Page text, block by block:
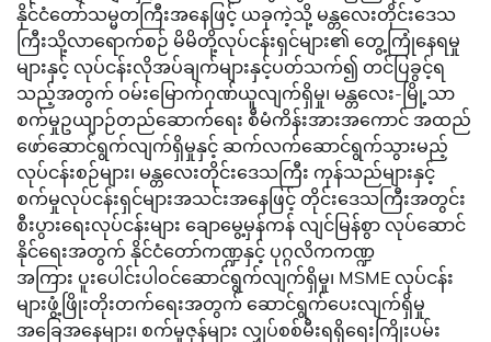
နိုင်ငံတော်သမ္မတကြီးအနေဖြင့် ယခုကဲ့သို့ မန္တလေးတိုင်းဒေသ
ကြီးသို့လာရောက်စဉ် မိမိတို့လုပ်ငန်းရှင်များ၏ တွေ့ကြုံနေရမှု
များနှင့် လုပ်ငန်းလိုအပ်ချက်များနှင့်ပတ်သက်၍ တင်ပြခွင့်ရ
သည့်အတွက် ဝမ်းမြောက်ဂုဏ်ယူလျက်ရှိမှု၊ မန္တလေး-မြို့သာ
စက်မှုဥယျာဉ်တည်ဆောက်ရေး စီမံကိန်းအားအကောင် အထည်
ဖော်ဆောင်ရွက်လျက်ရှိမှုနှင့် ဆက်လက်ဆောင်ရွက်သွားမည့်
လုပ်ငန်းစဉ်များ၊ မန္တလေးတိုင်းဒေသကြီး ကုန်သည်များနှင့်
စက်မှုလုပ်ငန်းရှင်များအသင်းအနေဖြင့် တိုင်းဒေသကြီးအတွင်း
စီးပွားရေးလုပ်ငန်းများ ချောမွေ့မှန်ကန် လျင်မြန်စွာ လုပ်ဆောင်
နိုင်ရေးအတွက် နိုင်ငံတော်ကဏ္ဍနှင့် ပုဂ္ဂလိကကဏ္ဍ
အကြား ပူးပေါင်းပါဝင်ဆောင်ရွက်လျက်ရှိမှု၊ MSME လုပ်ငန်း
များဖွံ့ဖြိုးတိုးတက်ရေးအတွက် ဆောင်ရွက်ပေးလျက်ရှိမှု
အခြေအနေများ၊ စက်မှုဇုန်များ လျှပ်စစ်မီးရရှိရေးကြိုးပမ်း